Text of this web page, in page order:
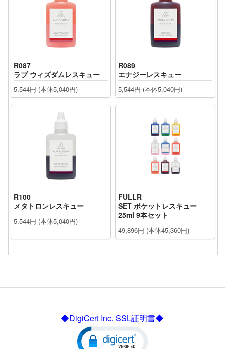
R087
ラブ ウィズダムレスキュー
5,544円 (本体5,040円)
R089
エナジーレスキュー
5,544円 (本体5,040円)
R100
メタトロンレスキュー
5,544円 (本体5,040円)
FULLR
SET ポケットレスキュー
25ml 9本セット
49,896円 (本体45,360円)
◆DigiCert Inc. SSL証明書◆